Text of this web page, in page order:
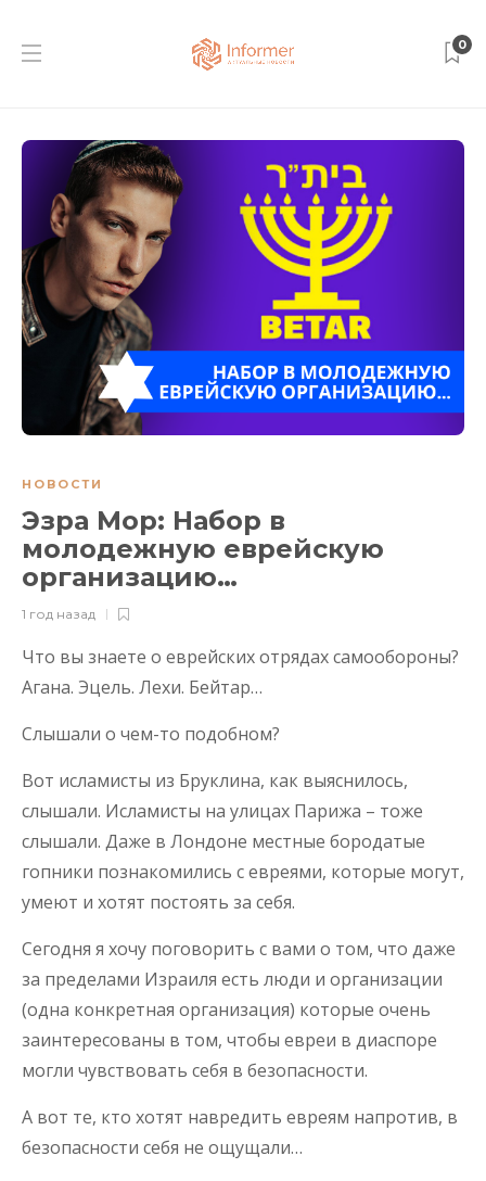
0
НОВОСТИ
Эзра Мор: Набор в
молодежную еврейскую
организацию…
1 год назад
Что вы знаете о еврейских отрядах самообороны?
Агана. Эцель. Лехи. Бейтар…
Слышали о чем-то подобном?
Вот исламисты из Бруклина, как выяснилось,
слышали. Исламисты на улицах Парижа – тоже
слышали. Даже в Лондоне местные бородатые
гопники познакомились с евреями, которые могут,
умеют и хотят постоять за себя.
Сегодня я хочу поговорить с вами о том, что даже
за пределами Израиля есть люди и организации
(одна конкретная организация) которые очень
заинтересованы в том, чтобы евреи в диаспоре
могли чувствовать себя в безопасности.
А вот те, кто хотят навредить евреям напротив, в
безопасности себя не ощущали…